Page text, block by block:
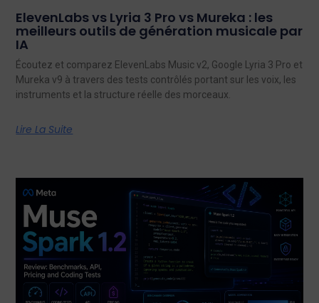
ElevenLabs vs Lyria 3 Pro vs Mureka : les
meilleurs outils de génération musicale par
IA
Écoutez et comparez ElevenLabs Music v2, Google Lyria 3 Pro et
Mureka v9 à travers des tests contrôlés portant sur les voix, les
instruments et la structure réelle des morceaux.
Lire La Suite